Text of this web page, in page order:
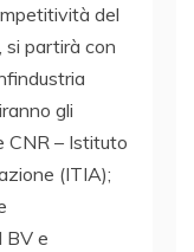
del
si partirà con
gli
CNR – Istituto
(ITIA);
BV e